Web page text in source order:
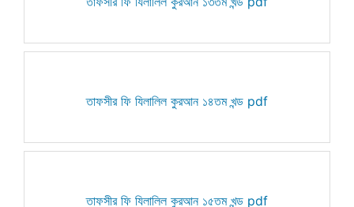
তাফসীর ফি যিলালিল কুরআন ১৪তম খন্ড pdf
তাফসীর ফি যিলালিল কুরআন ১৫তম খন্ড pdf